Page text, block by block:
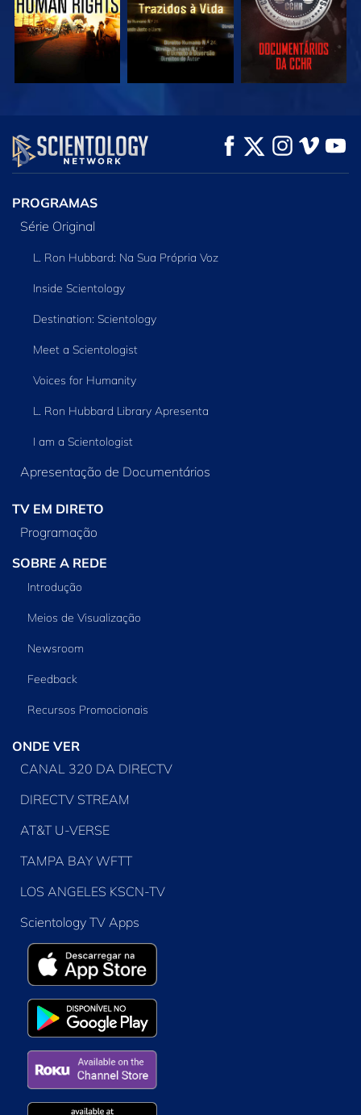
VEJA EXPLORE A SÉRIE
PROGRAMAS
Série Original
L. Ron Hubbard: Na Sua Própria Voz
Inside Scientology
Destination: Scientology
Meet a Scientologist
Voices for Humanity
L. Ron Hubbard Library Apresenta
I am a Scientologist
Apresentação de Documentários
TV EM DIRETO
Programação
SOBRE A REDE
Introdução
Meios de Visualização
Newsroom
Feedback
Recursos Promocionais
ONDE VER
CANAL 320 DA DIRECTV
DIRECTV STREAM
AT&T U-VERSE
TAMPA BAY WFTT
LOS ANGELES KSCN-TV
Scientology TV Apps